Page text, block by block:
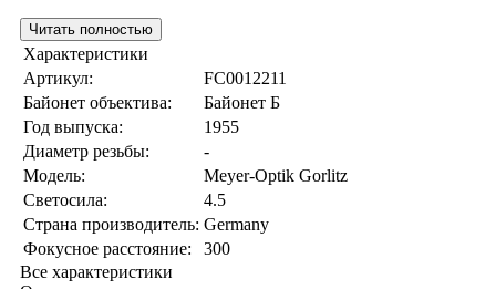
Читать полностью
Характеристики
Артикул:
FC0012211
Байонет объектива:
Байонет Б
Год выпуска:
1955
Диаметр резьбы:
-
Модель:
Meyer-Optik Gorlitz
Светосила:
4.5
Страна производитель: Germany
Фокусное расстояние:
300
Все характеристики